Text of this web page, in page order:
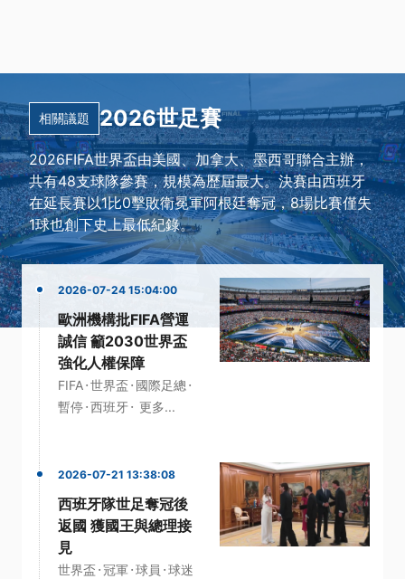
相關議題 2026世足賽
2026FIFA世界盃由美國、加拿大、墨西哥聯合主辦，
共有48支球隊參賽，規模為歷屆最大。決賽由西班牙
在延長賽以1比0擊敗衛冕軍阿根廷奪冠，8場比賽僅失
1球也創下史上最低紀錄。
2026-07-24 15:04:00
歐洲機構批FIFA營運
誠信 籲2030世界盃
強化人權保障
FIFA·世界盃· 國際足總 ·
暫停·西班牙· 更多...
2026-07-21 13:38:08
西班牙隊世足奪冠後
返國 獲國王與總理接
見
世界盃·冠軍 ·球員 ·球迷